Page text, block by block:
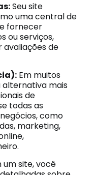
Seu site
uma central de
fornecer
ou serviços,
de
Em muitos
alternativa mais
de
todas as
como
marketing,
site, você